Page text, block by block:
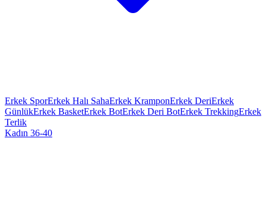
Erkek SporErkek Halı SahaErkek KramponErkek DeriErkek
GünlükErkek BasketErkek BotErkek Deri BotErkek TrekkingErkek
Terlik
Kadın 36-40